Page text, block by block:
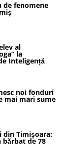
de fenomene
al
la
Inteligență
noi fonduri
mai mari sume
din Timișoara:
de 78